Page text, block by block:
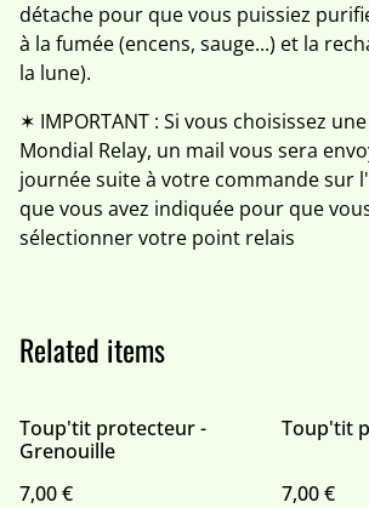
détache pour que vous puissiez
à la fumée (encens, sauge...) et la
la lune).
✶ IMPORTANT : Si vous choisissez
Mondial Relay, un mail vous sera
journée suite à votre commande sur
que vous avez indiquée pour que
sélectionner votre point relais
Related items
Toup'tit protecteur -
Grenouille
7,00 €
Toup'tit
7,00 €